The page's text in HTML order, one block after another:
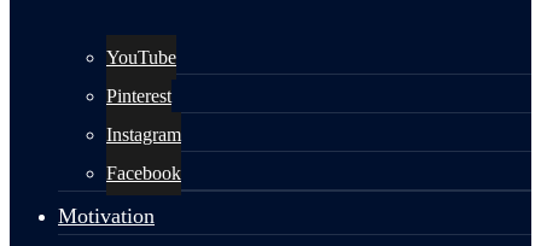
YouTube
Pinterest
Instagram
Facebook
Motivation